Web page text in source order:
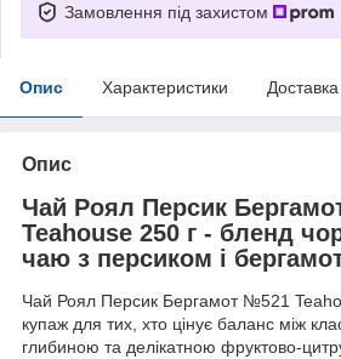
Замовлення під захистом
Опис Характеристики Доставка
Опис
Чай Роял Персик
Teahouse 250 г - бленд
чаю з персиком і
Чай Роял Персик Бергамот №521
купаж для тих, хто цінує баланс між
глибиною та делікатною фруктово-